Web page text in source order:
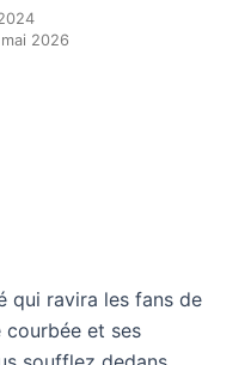
2026
qui ravira les fans de
courbée et ses